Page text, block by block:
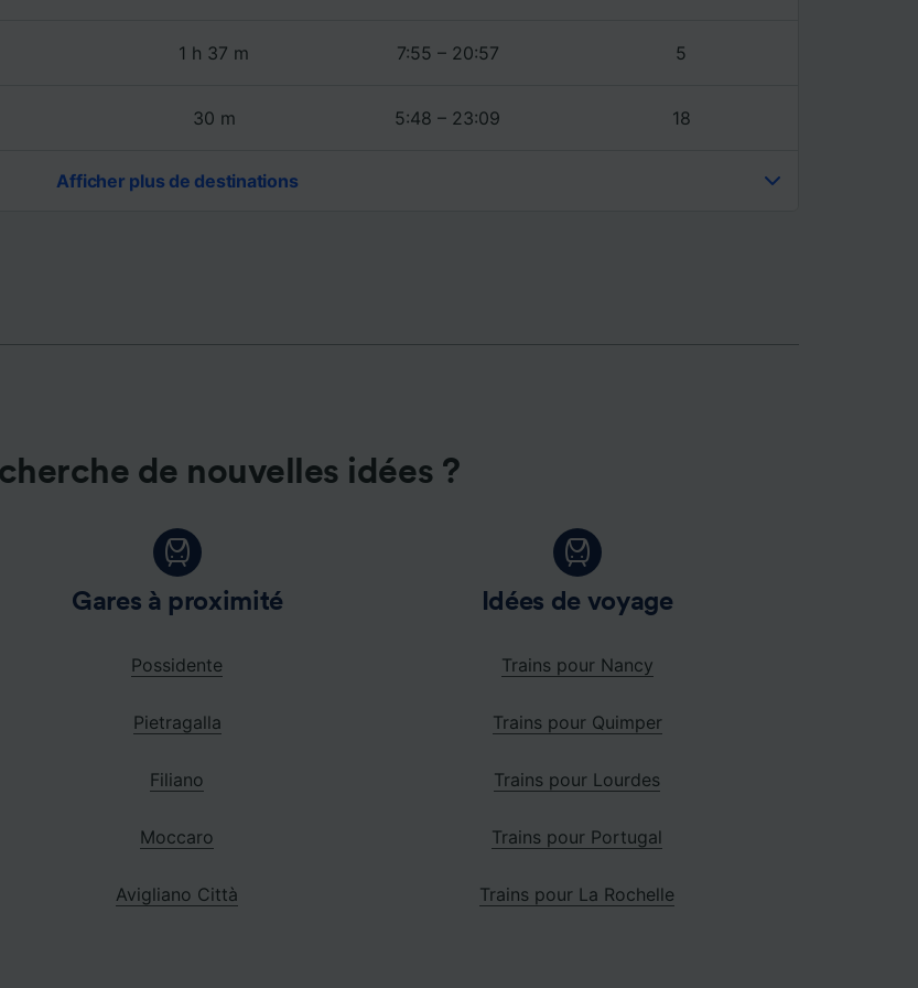
1 h 37 m 7:55 – 20:57 5
30 m 5:48 – 23:09 18
Afficher plus de destinations
de nouvelles idées ?
Gares à proximité
Possidente
Pietragalla
Filiano
Moccaro
Avigliano Città
Idées de voyage
Trains pour Nancy
Trains pour Quimper
Trains pour Lourdes
Trains pour Portugal
Trains pour La Rochelle
(fournisseurs)